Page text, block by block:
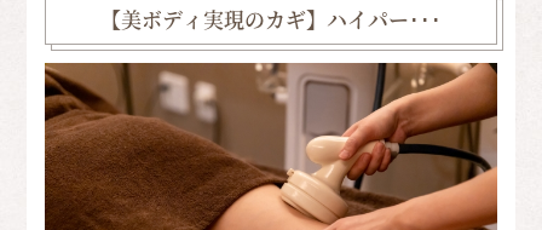
【美ボディ実現のカギ】ハイパー･･･